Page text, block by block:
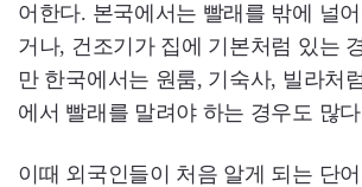
어한다. 본국에서는 빨래를 밖에 널
거나, 건조기가 집에 기본처럼 있는
만 한국에서는 원룸, 기숙사, 빌라처
에서 빨래를 말려야 하는 경우도 많
이때 외국인들이 처음 알게 되는 단